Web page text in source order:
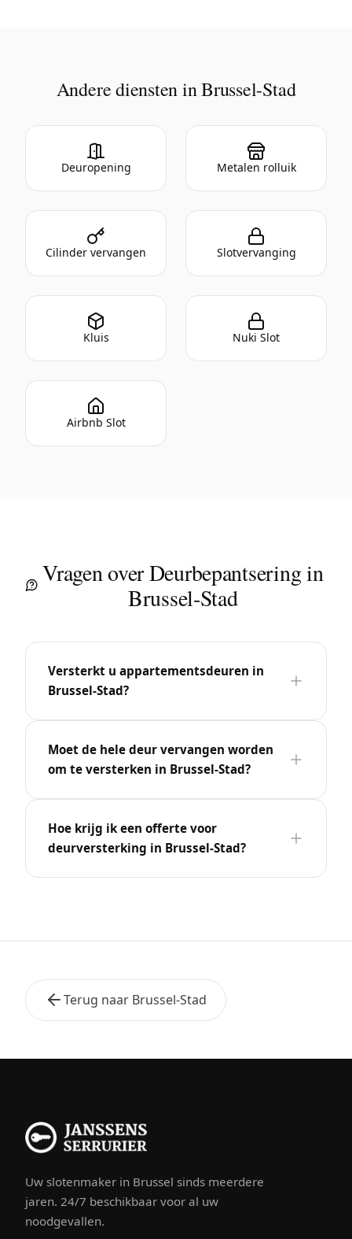
Andere diensten in Brussel-Stad
Deuropening Metalen rolluik
Cilinder vervangen Slotvervanging
Kluis Nuki Slot
Airbnb Slot
Vragen over Deurbepantsering in
Brussel-Stad
Versterkt u appartementsdeuren in
Brussel-Stad?
Moet de hele deur vervangen worden
om te versterken in Brussel-Stad?
Hoe krijg ik een offerte voor
deurversterking in Brussel-Stad?
Terug naar Brussel-Stad
Uw slotenmaker in Brussel sinds meerdere
jaren. 24/7 beschikbaar voor al uw
noodgevallen.